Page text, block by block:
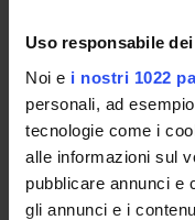
Uso responsabile
Noi e i nostri 1022
personali, ad
tecnologie come i
alle informazioni sul
pubblicare annunci e
gli annunci e i
Calendario didattico
Piani didattici
Calendario esami
Bacheca avvisi
Proposte tesi e
Organi collegiali e